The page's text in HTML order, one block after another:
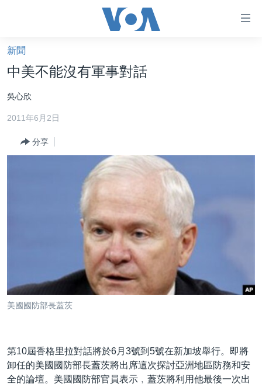
礙
鏈
接
跳
轉
容
索
港澳
台灣
美中關係
經貿
VOA 60秒 (國際)
美國專訊
時事經緯
新聞音頻
國語
新聞
中美不能沒有軍事對話
吳心欣
2011年6月2日
分享
美國國防部長蓋茨
第10屆香格里拉對話將於6月3號到5號在新加坡舉行。即將
卸任的美國國防部長蓋茨將出席這次探討亞洲地區防務和安
全的論壇。美國國防部官員表示﹐蓋茨將利用他最後一次出